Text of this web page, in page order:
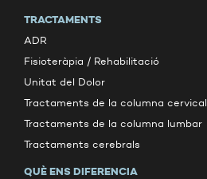
TRACTAMENTS
ADR
Fisioteràpia / Rehabilitació
Unitat del Dolor
Tractaments de la columna cervical
Tractaments de la columna lumbar
Tractaments cerebrals
QUÈ ENS DIFERENCIA